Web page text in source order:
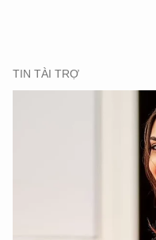
XIN
TÔI LÀ
Hãy hỏi tôi bất
An Ninh Thủ